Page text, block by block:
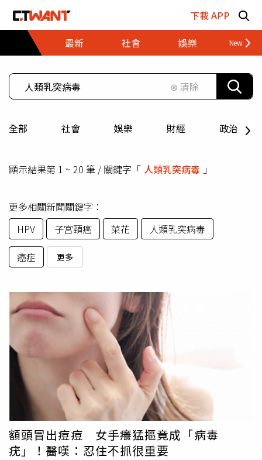
下載 APP
最新
社會 娛樂 財經
⊗ 清除
全部 社會 娛樂 財經 政治
顯示結果第 1 ~ 20 筆 / 關鍵字「 人類乳突病毒 」
更多相關新聞關鍵字：
HPV
子宮頸癌 菜花
人類乳突病毒
癌症
更多
額頭冒出痘痘 女手癢猛摳竟成「病毒
疣」！醫嘆：忍住不抓很重要